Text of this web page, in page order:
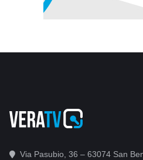
Via Pasubio, 36 – 63074 San